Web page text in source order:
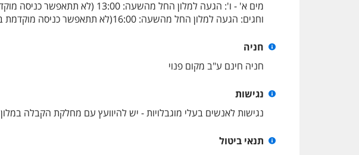
וחגים: הגעה למלון החל מהשעה: 16:00(לא תתאפשר כניסה מוקדמת בשער המלון), קבלת חדרים החל מהשעה: 18:00. פינוי חדרים עד השעה: 14:00.
חניה
חניה חינם ע"ב מקום פנוי
נגישות
נגישות לאנשים בעלי מוגבלויות - יש להיוועץ עם מחלקת הקבלה במלון
תנאי ביטול